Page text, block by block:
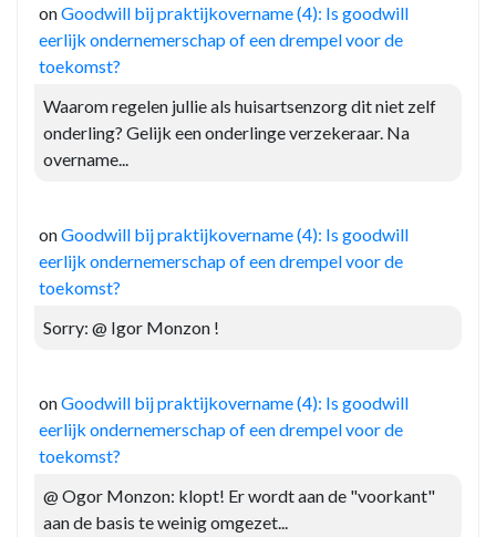
onGoodwill bij praktijkovername (4): Is goodwill
eerlijk ondernemerschap of een drempel voor de
toekomst?
Waarom regelen jullie als huisartsenzorg dit niet zelf
onderling? Gelijk een onderlinge verzekeraar. Na
overname...
onGoodwill bij praktijkovername (4): Is goodwill
eerlijk ondernemerschap of een drempel voor de
toekomst?
Sorry: @ Igor Monzon !
onGoodwill bij praktijkovername (4): Is goodwill
eerlijk ondernemerschap of een drempel voor de
toekomst?
@ Ogor Monzon: klopt! Er wordt aan de "voorkant"
aan de basis te weinig omgezet...